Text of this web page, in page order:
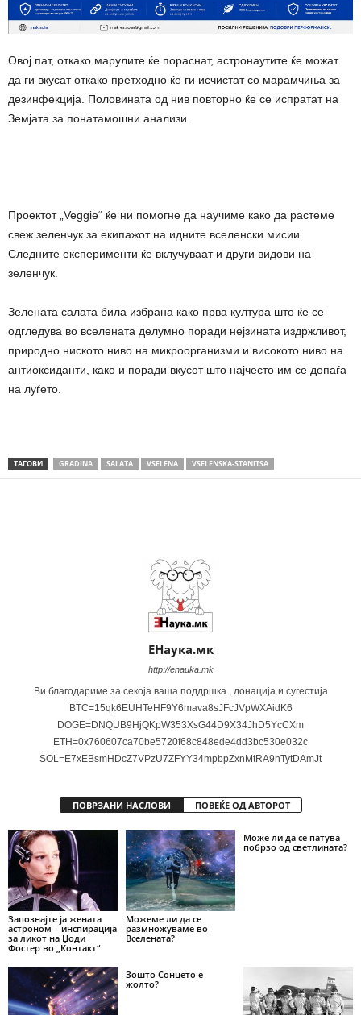
Овој пат, откако марулите ќе пораснат, астронаутите ќе можат
да ги вкусат откако претходно ќе ги исчистат со марамчиња за
дезинфекција. Половината од нив повторно ќе се испратат на
Земјата за понатамошни анализи.
Проектот „Veggie“ ќе ни помогне да научиме како да растеме
свеж зеленчук за екипажот на идните вселенски мисии.
Следните експерименти ќе вклучуваат и други видови на
зеленчук.
Зелената салата била избрана како прва култура што ќе се
одгледува во вселената делумно поради нејзината издржливот,
природно ниското ниво на микроорганизми и високото ниво на
антиоксиданти, како и поради вкусот што најчесто им се допаѓа
на луѓето.
ТАГОВИ GRADINA SALATA VSELENA VSELENSKA-STANITSA
ЕНаука.мк
http://enauka.mk
Ви благодариме за секоја ваша поддршка , донација и сугестија
BTC=15qk6EUHTeHF9Y6mava8sJFcJVpWXAidK6
DOGE=DNQUB9HjQKpW353XsG44D9X34JhD5YcCXm
ETH=0x760607ca70be5720f68c848ede4dd3bc530e032c
SOL=E7xEBsmHDcZ7VPzU7ZFYY34mpbpZxnMtRA9nTytDAmJt
ПОВРЗАНИ НАСЛОВИ ПОВЕЌЕ ОД АВТОРОТ
Запознајте ја жената
астроном – инспирација
за ликот на Џоди
Фостер во „Контакт“
Можеме ли да се
размножуваме во
Вселената?
Може ли да се патува
побрзо од светлината?
Зошто Сонцето е
жолто?